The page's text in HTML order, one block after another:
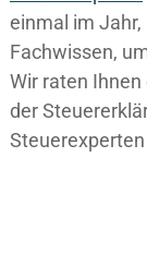
einmal im
Fachwissen,
Wir raten
der